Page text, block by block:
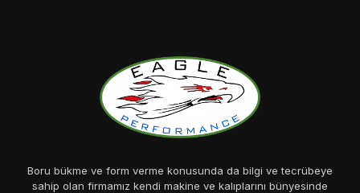
Boru bükme ve form verme konusunda da bilgi ve tecrübeye
sahip olan firmamız kendi makine ve kalıplarını bünyesinde